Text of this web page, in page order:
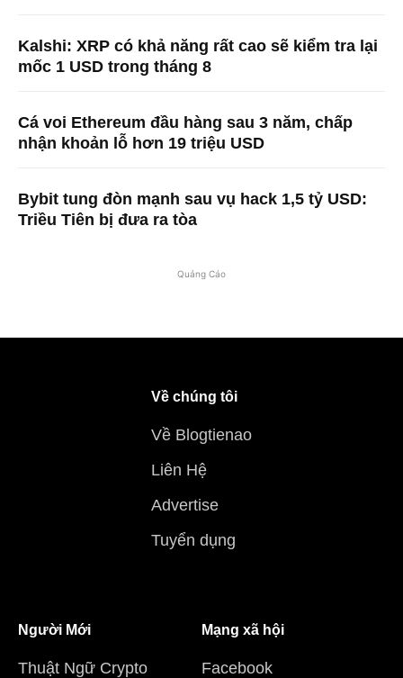
Kalshi: XRP có khả năng rất cao sẽ kiểm tra lại
mốc 1 USD trong tháng 8
Cá voi Ethereum đầu hàng sau 3 năm, chấp
nhận khoản lỗ hơn 19 triệu USD
Bybit tung đòn mạnh sau vụ hack 1,5 tỷ USD:
Triều Tiên bị đưa ra tòa
Quảng Cáo
Về chúng tôi
Về Blogtienao
Liên Hệ
Advertise
Tuyển dụng
Người Mới
Thuật Ngữ Crypto
Mạng xã hội
Facebook